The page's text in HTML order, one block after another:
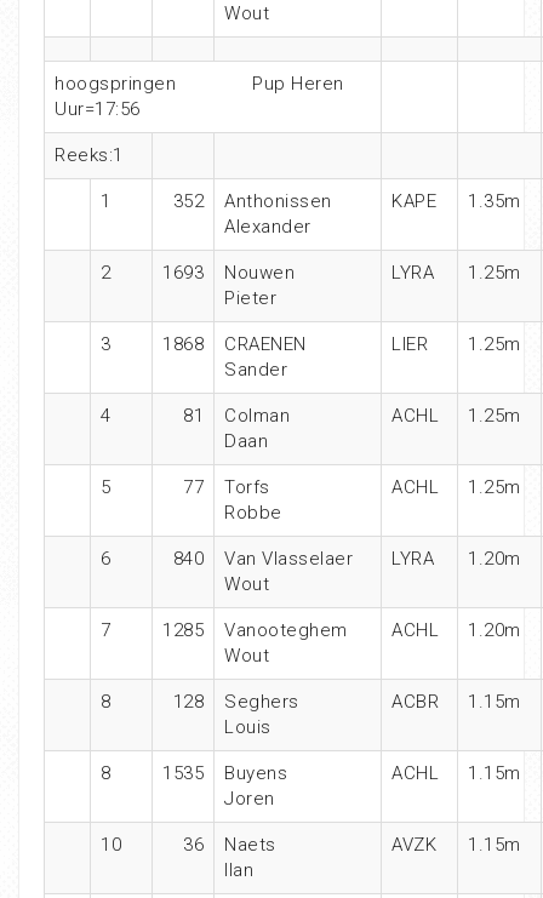
Wout
hoogspringen
Pup Heren
Uur=17:56
Reeks:1
1 352
Anthonissen
Alexander
KAPE 1.35m
2 1693
Nouwen
Pieter
LYRA 1.25m
3 1868
CRAENEN
Sander
LIER 1.25m
4 81
Colman
Daan
ACHL 1.25m
5 77
Torfs
Robbe
ACHL 1.25m
6 840
Van Vlasselaer
Wout
LYRA 1.20m
7 1285
Vanooteghem
Wout
ACHL 1.20m
8 128
Seghers
Louis
ACBR 1.15m
8 1535
Buyens
Joren
ACHL 1.15m
10 36
Naets
Ilan
AVZK 1.15m